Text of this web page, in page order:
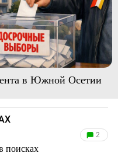
в Южной Осетии
поисках
2